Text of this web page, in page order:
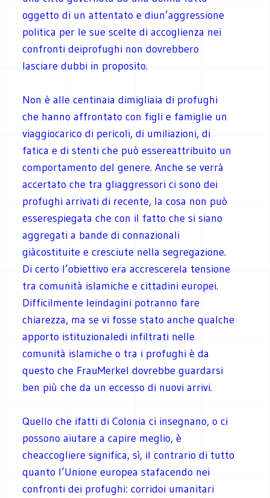
oggetto di un attentato e diun’aggressione
politica per le sue scelte di accoglienza nei
confronti deiprofughi non dovrebbero
lasciare dubbi in proposito.
Non è alle centinaia dimigliaia di profughi
che hanno affrontato con figli e famiglie un
viaggiocarico di pericoli, di umiliazioni, di
fatica e di stenti che può essereattribuito un
comportamento del genere. Anche se verrà
accertato che tra gliaggressori ci sono dei
profughi arrivati di recente, la cosa non può
esserespiegata che con il fatto che si siano
aggregati a bande di connazionali
giàcostituite e cresciute nella segregazione.
Di certo l’obiettivo era accrescerela tensione
tra comunità islamiche e cittadini europei.
Difficilmente leindagini potranno fare
chiarezza, ma se vi fosse stato anche qualche
apporto istituzionaledi infiltrati nelle
comunità islamiche o tra i profughi è da
questo che FrauMerkel dovrebbe guardarsi
ben più che da un eccesso di nuovi arrivi.
Quello che ifatti di Colonia ci insegnano, o ci
possono aiutare a capire meglio, è
cheaccogliere significa, sì, il contrario di tutto
quanto l’Unione europea stafacendo nei
confronti dei profughi: corridoi umanitari